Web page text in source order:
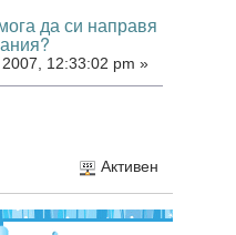
да си направя
2007, 12:33:02 pm »
Активен